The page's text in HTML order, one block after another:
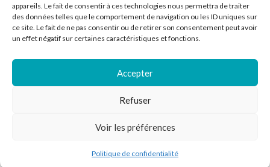
appareils. Le fait de consentir à ces technologies nous permettra de traiter
des données telles que le comportement de navigation ou les ID uniques sur
ce site. Le fait de ne pas consentir ou de retirer son consentement peut avoir
un effet négatif sur certaines caractéristiques et fonctions.
Accepter
Refuser
Voir les préférences
Politique de confidentialité
RECHERCHER DES PRODUITS
NOS SERVICES
BESOIN D’AIDE ?
Kilm Music2023